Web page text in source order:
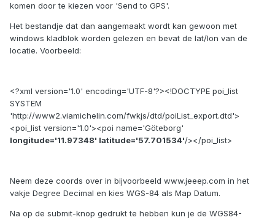
komen door te kiezen voor 'Send to GPS'.
Het bestandje dat dan aangemaakt wordt kan gewoon met
windows kladblok worden gelezen en bevat de lat/lon van de
locatie. Voorbeeld:
<?xml version='1.0' encoding='UTF-8'?><!DOCTYPE poi_list
SYSTEM
'http://www2.viamichelin.com/fwkjs/dtd/poiList_export.dtd'>
<poi_list version='1.0'><poi name='Göteborg'
longitude='11.97348' latitude='57.701534'/></poi_list>
Neem deze coords over in bijvoorbeeld www.jeeep.com in het
vakje Degree Decimal en kies WGS-84 als Map Datum.
Na op de submit-knop gedrukt te hebben kun je de WGS84-